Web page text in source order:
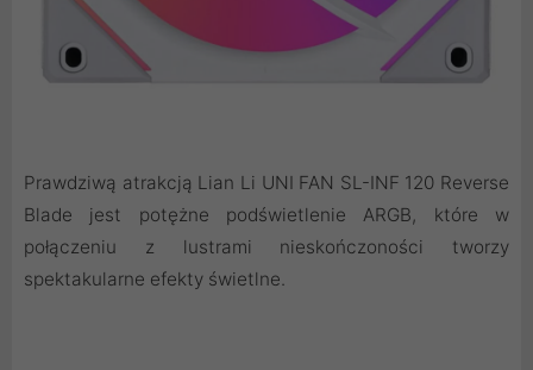
Prawdziwą atrakcją Lian Li UNI FAN SL-INF 120 Reverse
Blade jest potężne podświetlenie ARGB, które w
połączeniu z lustrami nieskończoności tworzy
spektakularne efekty świetlne.